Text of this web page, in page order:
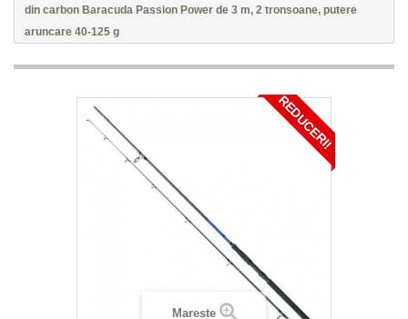
din carbon Baracuda Passion Power de 3 m, 2 tronsoane, putere
aruncare 40-125 g
REDUCERI!
Mareste